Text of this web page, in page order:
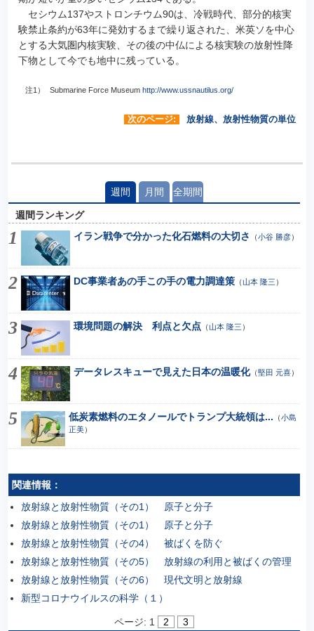
セシウム137やストロンチウム90は、冷戦時代、部分的核実
験禁止条約が63年に発効するまで繰り返された、米英ソを中心
とする大気圏内核実験、その後の中仏による核実験の放射性降
下物として今でも地中に残っている。
注1） Submarine Force Museum http://www.ussnautilus.org/
次のページ: 放射線、放射性物質の単位
週間 月間 全期間
週間ランキング
イラン戦争で分かった化石燃料の大切さ
（小谷 勝彦）
DC事業者あの手この手の電力調達策（山本 隆三 ）
環境問題の解決 利点と欠点 （山本 隆三 ）
データレスキューで見えた日本の温暖化（堅田 元喜）
低炭素燃料のエタノールでトランプ大統領は... （小島
正美）
関連情報：
放射線と放射性物質（その1） 原子と分子
放射線と放射性物質（その1） 原子と分子
放射線と放射性物質（その4） 被ばくを防ぐ
放射線と放射性物質（その5） 放射線の利用と被ばくの管理
放射線と放射性物質（その6） 現代文明と放射線
新型コロナウイルスの科学（１）
ページ: 1 2
3